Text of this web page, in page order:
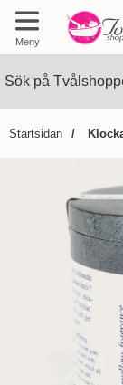
Meny
Startsidan